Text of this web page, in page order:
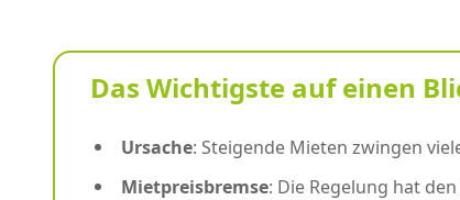
Das Wichtigste auf einen
Ursache: Steigende Mieten zwingen
Mietpreisbremse: Die Regelung hat